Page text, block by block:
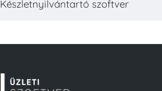
Készletnyilvántartó szoftver